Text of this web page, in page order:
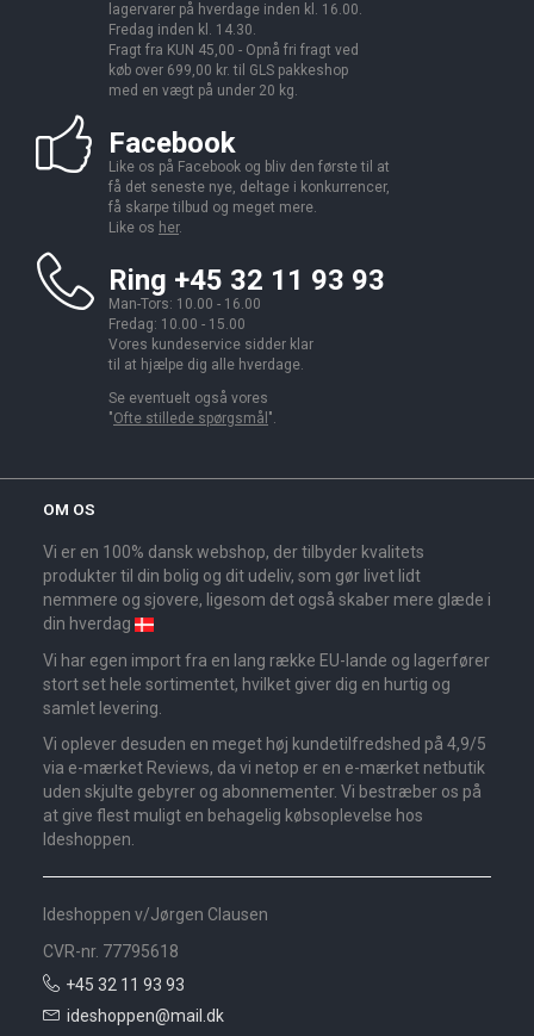
lagervarer på hverdage inden kl. 16.00.
Fredag inden kl. 14.30.
Fragt fra KUN 45,00 - Opnå fri fragt ved
køb over 699,00 kr. til GLS pakkeshop
med en vægt på under 20 kg.
Facebook
Like os på Facebook og bliv den første til at
få det seneste nye, deltage i konkurrencer,
få skarpe tilbud og meget mere.
Like os her.
Ring +45 32 11 93 93
Man-Tors: 10.00 - 16.00
Fredag: 10.00 - 15.00
Vores kundeservice sidder klar
til at hjælpe dig alle hverdage.
Se eventuelt også vores
"Ofte stillede spørgsmål ".
OM OS
Vi er en 100% dansk webshop, der tilbyder kvalitets
produkter til din bolig og dit udeliv, som gør livet lidt
nemmere og sjovere, ligesom det også skaber mere glæde i
din hverdag
Vi har egen import fra en lang række EU-lande og lagerfører
stort set hele sortimentet, hvilket giver dig en hurtig og
samlet levering.
Vi oplever desuden en meget høj kundetilfredshed på 4,9/5
via e-mærket Reviews, da vi netop er en e-mærket netbutik
uden skjulte gebyrer og abonnementer. Vi bestræber os på
at give flest muligt en behagelig købsoplevelse hos
Ideshoppen.
Ideshoppen v/Jørgen Clausen
CVR-nr. 77795618
+45 32 11 93 93
ideshoppen@mail.dk